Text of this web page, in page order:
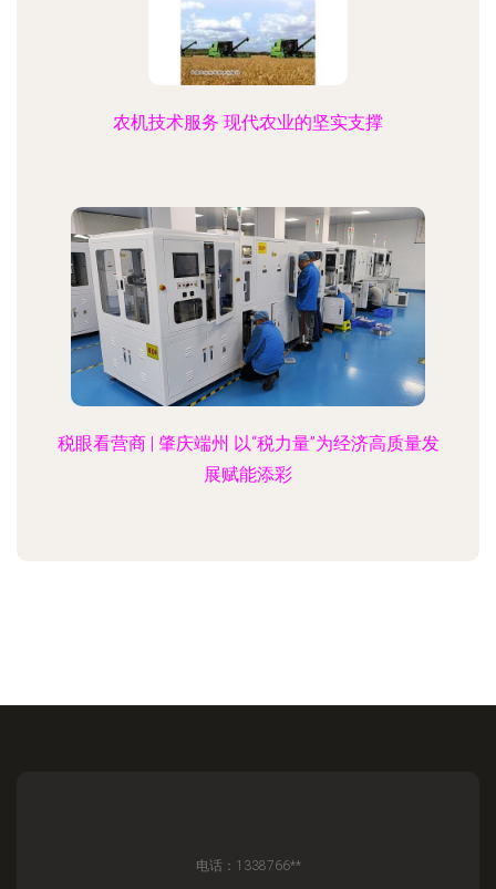
农机技术服务 现代农业的坚实支撑
税眼看营商 | 肇庆端州 以“税力量”为经济高质量发
展赋能添彩
电话：1338766**